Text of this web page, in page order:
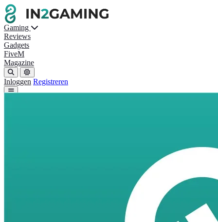
Gaming
Reviews
Gadgets
FiveM
Magazine
Inloggen Registreren